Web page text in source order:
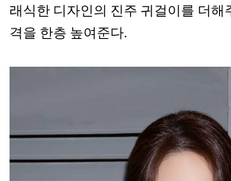
래식한 디자인의 진주 귀걸이를 더해
격을 한층 높여준다.